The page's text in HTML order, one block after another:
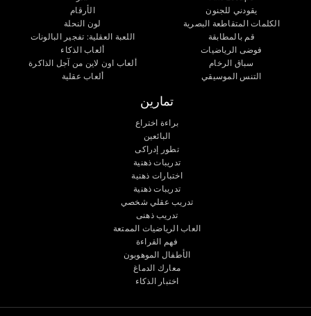
يقودني للجنون
الكلمات المتقاطعة البصرية
قم بالمطابقة
فوضى الرياضيات
سباق الرخام
التنس الموسيقي
الأرقام
لون النحلة
اللعبة العقلية: تفجير البالونات
ألعاب الذكاء
ألعاب اون لاين من آجل الذاكرة
ألعاب عقلية
تمارين
براءة اختراع
البائعين
تطور إدراكى
تدريبات ذهنية
اختبارات ذهنية
تدريبات ذهنية
تدريب عقلي شخصي
تدريب ذهنى
العاب الرياضيات الممتعة
فهم القراءة
الأطفال الموهوبون
معارك الدماغ
اختبار الذكاء